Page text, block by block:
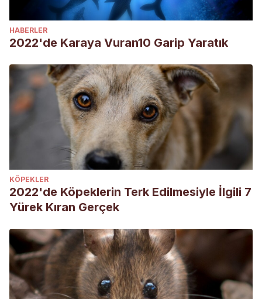
HABERLER
2022'de Karaya Vuran10 Garip Yaratık
KÖPEKLER
2022'de Köpeklerin Terk Edilmesiyle İlgili 7
Yürek Kıran Gerçek